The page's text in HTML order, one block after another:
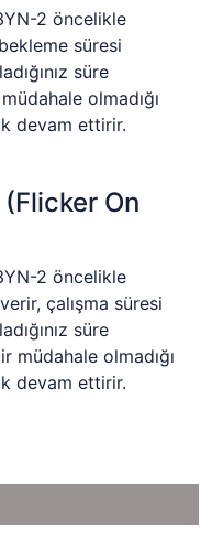
2 öncelikle
süresi
süre
olmadığı
devam ettirir.
On
2 öncelikle
çalışma süresi
süre
müdahale olmadığı
devam ettirir.